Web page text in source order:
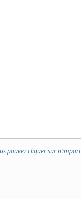
pouvez cliquer sur